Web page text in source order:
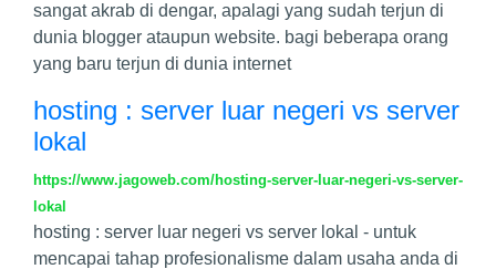
sangat akrab di dengar, apalagi yang sudah terjun di
dunia blogger ataupun website. bagi beberapa orang
yang baru terjun di dunia internet
hosting : server luar negeri vs server
lokal
https://www.jagoweb.com/hosting-server-luar-negeri-vs-server-
lokal
hosting : server luar negeri vs server lokal - untuk
mencapai tahap profesionalisme dalam usaha anda di